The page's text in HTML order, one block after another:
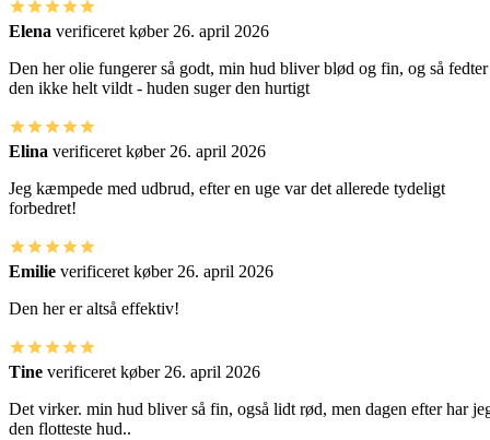
Elena verificeret køber 26. april 2026
Den her olie fungerer så godt, min hud bliver blød og fin, og så fedter
den ikke helt vildt - huden suger den hurtigt
Elina verificeret køber 26. april 2026
Jeg kæmpede med udbrud, efter en uge var det allerede tydeligt
forbedret!
Emilie verificeret køber 26. april 2026
Den her er altså effektiv!
Tine verificeret køber 26. april 2026
Det virker. min hud bliver så fin, også lidt rød, men dagen efter har
den flotteste hud..